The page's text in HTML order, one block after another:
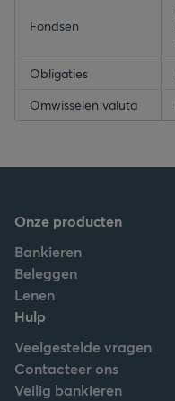
Fondsen
Obligaties
Omwisselen valuta
Onze producten
Bankieren
Beleggen
Lenen
Hulp
Veelgestelde vragen
Contacteer ons
Veilig bankieren